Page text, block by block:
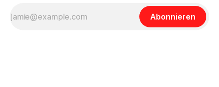
Abonnieren